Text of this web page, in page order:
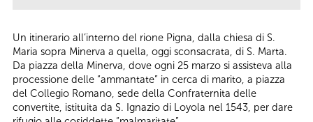
Un itinerario all’interno del rione Pigna, dalla chiesa di S.
Maria sopra Minerva a quella, oggi sconsacrata, di S. Marta.
Da piazza della Minerva, dove ogni 25 marzo si assisteva alla
processione delle “ammantate” in cerca di marito, a piazza
del Collegio Romano, sede della Confraternita delle
convertite, istituita da S. Ignazio di Loyola nel 1543, per dare